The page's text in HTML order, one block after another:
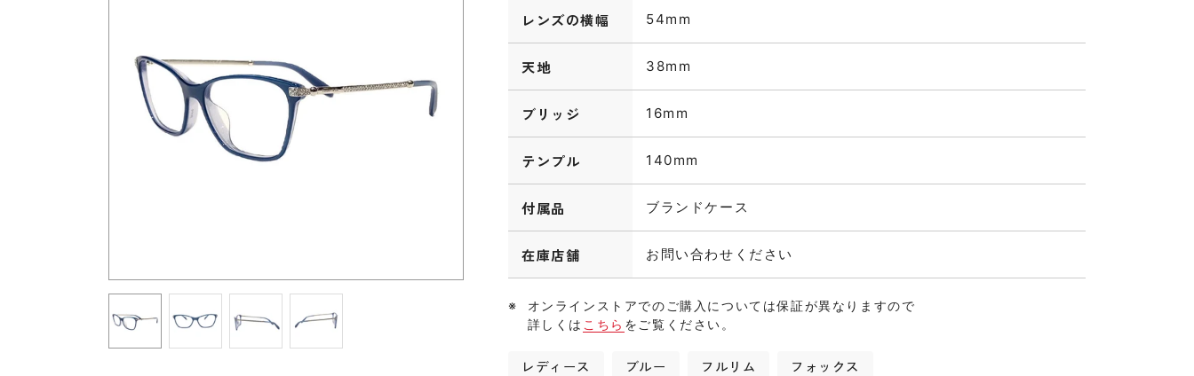
レンズの横幅 54mm
天地 38mm
ブリッジ 16mm
テンプル 140mm
付属品 ブランドケース
在庫店舗 お問い合わせください
オンラインストアでのご購入については保証が異なりますので
詳しくは こちら をご覧ください。
レディース ブルー フルリム フォックス